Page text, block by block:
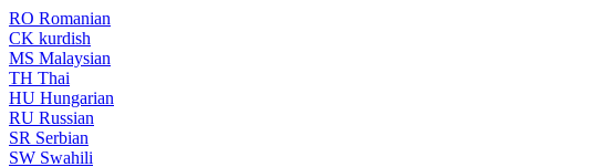
RO Romanian
CK kurdish
MS Malaysian
TH Thai
HU Hungarian
RU Russian
SR Serbian
SW Swahili